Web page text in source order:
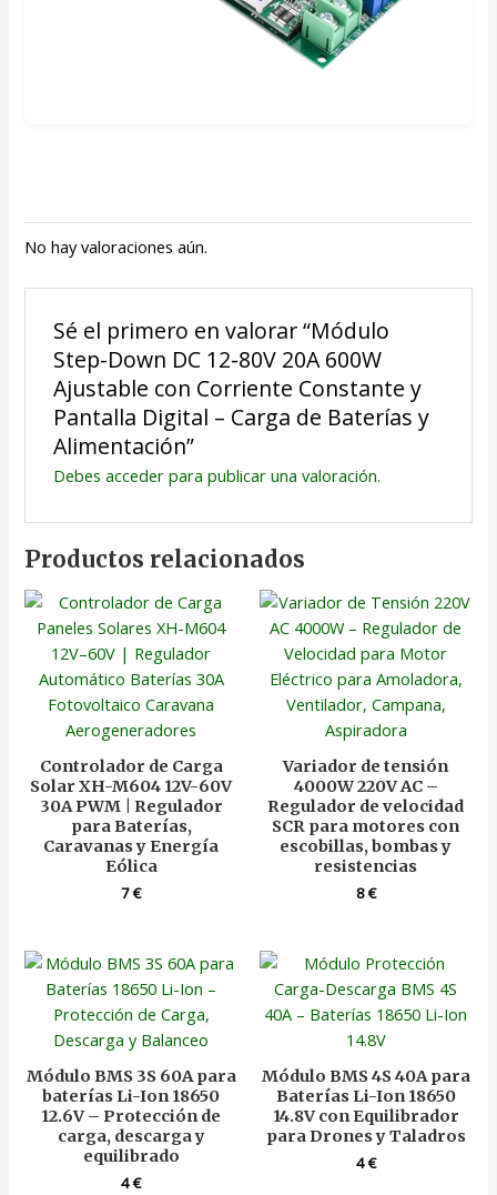
No hay valoraciones aún.
Sé el primero en valorar “Módulo
Step-Down DC 12-80V 20A 600W
Ajustable con Corriente Constante y
Pantalla Digital – Carga de Baterías y
Alimentación”
Debes accederpara publicar una valoración.
Productos relacionados
Controlador de Carga
Solar XH-M604 12V-60V
30A PWM | Regulador
para Baterías,
Caravanas y Energía
Eólica
7€
Variador de tensión
4000W 220V AC –
Regulador de velocidad
SCR para motores con
escobillas, bombas y
resistencias
8€
Módulo BMS 3S 60A para
baterías Li-Ion 18650
12.6V – Protección de
carga, descarga y
equilibrado
4€
Módulo BMS 4S 40A para
Baterías Li-Ion 18650
14.8V con Equilibrador
para Drones y Taladros
4€